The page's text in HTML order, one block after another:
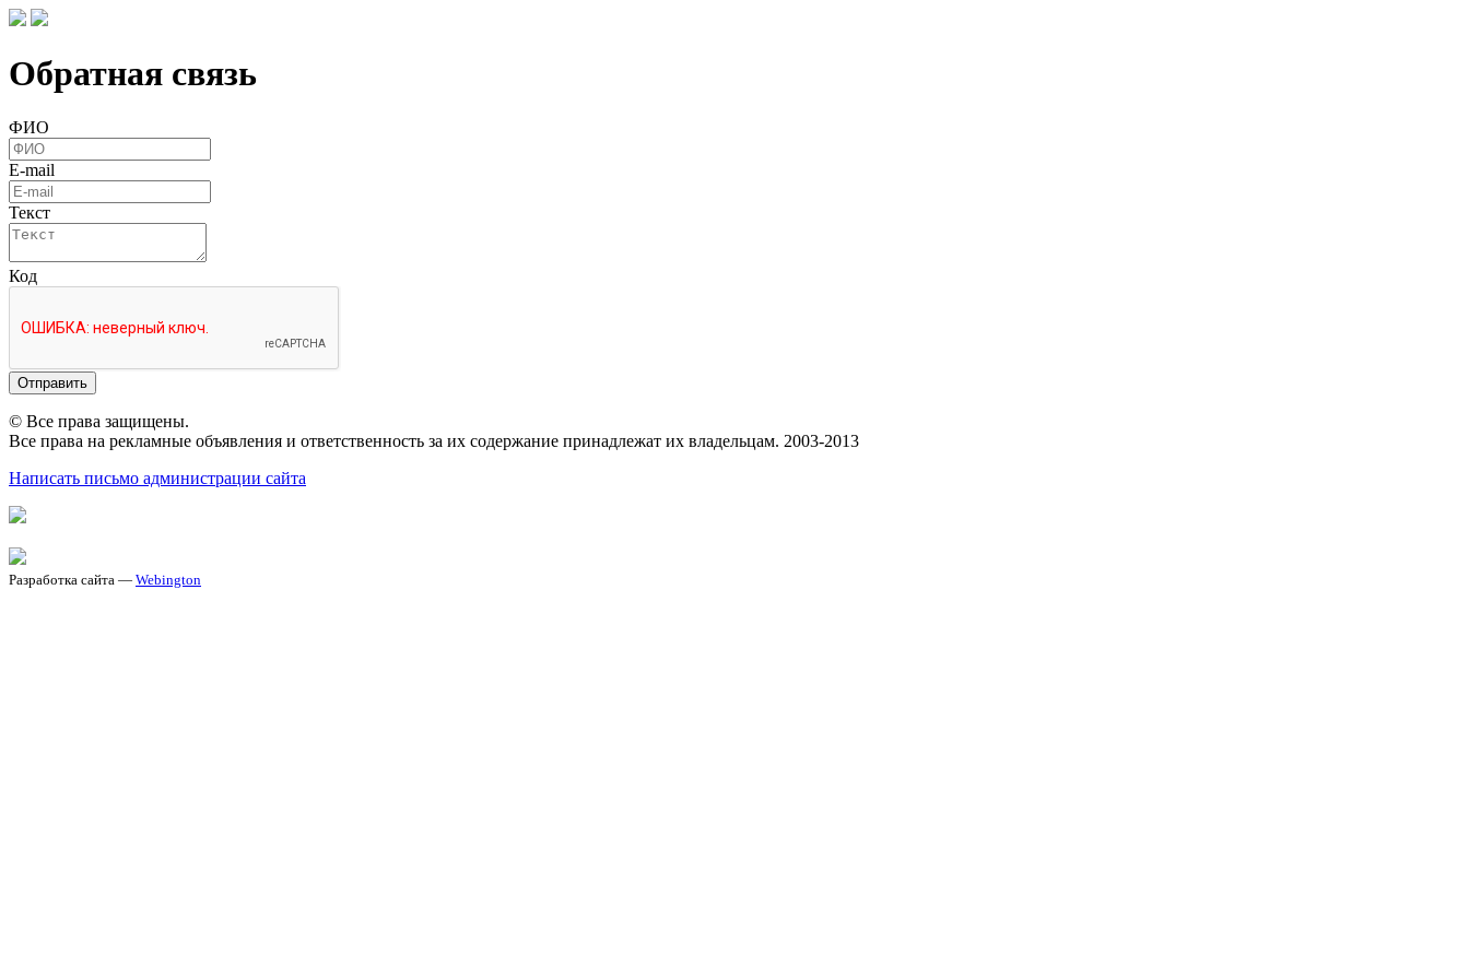
Обратная связь
ФИО
E-mail
Текст
Код
Отправить
© Все права защищены.
Все права на рекламные объявления и ответственность за их содержание принадлежат их владельцам. 2003-2013
Написать письмо администрации сайта
Разработка сайта — Webington